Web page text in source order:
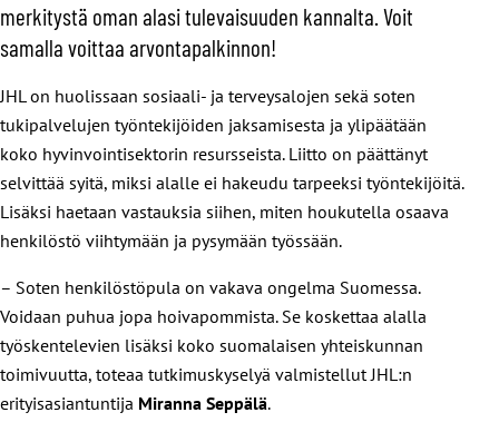
merkitystä oman alasi tulevaisuuden kannalta. Voit
samalla voittaa arvontapalkinnon!
JHL on huolissaan sosiaali- ja terveysalojen sekä soten
tukipalvelujen työntekijöiden jaksamisesta ja ylipäätään
koko hyvinvointisektorin resursseista. Liitto on päättänyt
selvittää syitä, miksi alalle ei hakeudu tarpeeksi työntekijöitä.
Lisäksi haetaan vastauksia siihen, miten houkutella osaava
henkilöstö viihtymään ja pysymään työssään.
– Soten henkilöstöpula on vakava ongelma Suomessa.
Voidaan puhua jopa hoivapommista. Se koskettaa alalla
työskentelevien lisäksi koko suomalaisen yhteiskunnan
toimivuutta, toteaa tutkimuskyselyä valmistellut JHL:n
erityisasiantuntija Miranna Seppälä.